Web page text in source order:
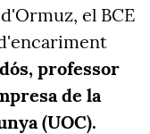
el BCE
professor
de la
(UOC).